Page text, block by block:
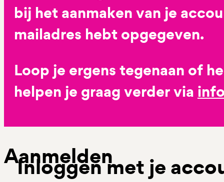
bij het aanmaken van je
mailadres hebt opgegeven.
Loop je ergens tegenaan of
helpen je graag verder via
Inloggen met je
Aanmelden